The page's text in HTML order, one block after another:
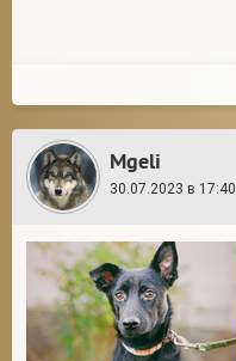
Mgeli
30.07.2023 в 17:40